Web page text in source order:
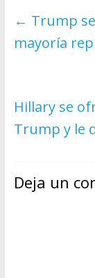
← Trump
mayoría
Hillary se
Trump y le
Deja un